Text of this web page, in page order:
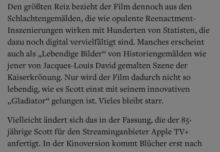
Den größten Reiz bezieht der Film dennoch aus den
Schlachtengemälden, die wie opulente Reenactment-
Inszenierungen wirken mit Hunderten von Statisten, die
dazu noch digital vervielfältigt sind. Manches erscheint
auch als „Lebendige Bilder“ von Historiengemälden wie
jener von Jacques-Louis David gemalten Szene der
Kaiserkrönung. Nur wird der Film dadurch nicht so
lebendig, wie es Scott einst mit seinem innovativen
„Gladiator“ gelungen ist. Vieles bleibt starr.
Vielleicht ändert sich das in der Fassung, die der 85-
jährige Scott für den Streaminganbieter Apple TV+
anfertigt. In der Kinoversion kommt Blücher erst nach